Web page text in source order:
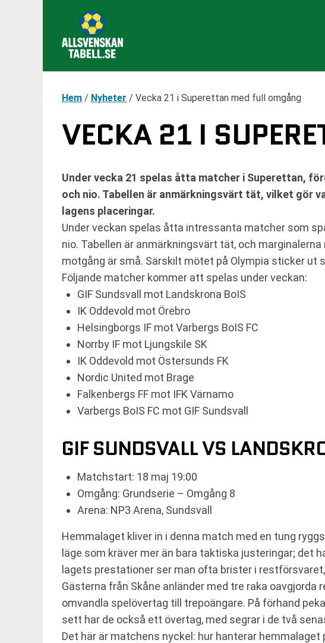
Hem / Nyheter / Vecka 21 i Superettan med full omgång
VECKA 21 I
Under vecka 21 spelas åtta matcher i Superettan,
och nio. Tabellen är anmärkningsvärt tät, vilket gör
lagens placeringar.
Under veckan spelas åtta intressanta matcher som
nio. Tabellen är anmärkningsvärt tät, och
motgång är små. Särskilt mötet på Olympia sticker ut
Följande matcher kommer att spelas under veckan:
GIF Sundsvall mot Landskrona BoIS
IK Oddevold mot Örebro
Helsingborgs IF mot Varbergs BoIS FC
Norrby IF mot Ljungskile SK
IK Oddevold mot Östersunds FK
Nordic United mot Brage
Falkenbergs FF mot IFK Värnamo
Varbergs BoIS FC mot GIF Sundsvall
GIF SUNDSVALL VS
Matchstart: 18 maj 19:00
Omgång: Grundserie – Omgång 8
Arena: NP3 Arena, Sundsvall
Hemmalaget kliver in i denna match med en tung
läge som kräver mer än bara taktiska justeringar; det
lagets prestationer ser man ofta brister i
Gästerna från Skåne anländer med tre raka
omvandla spelövertag till trepoängare. På förhand
sett har de också ett övertag, med segrar i de två
Det här är matchens nyckel: hur hanterar